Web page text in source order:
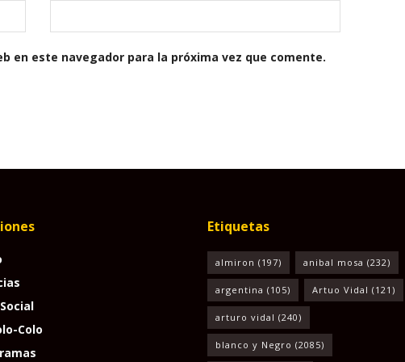
en este navegador para la próxima vez que comente.
Colo
Etiquetas
almiron (197) anibal mosa (232)
argentina (105) Artuo Vidal (121)
arturo vidal (240)
blanco y Negro (2085)